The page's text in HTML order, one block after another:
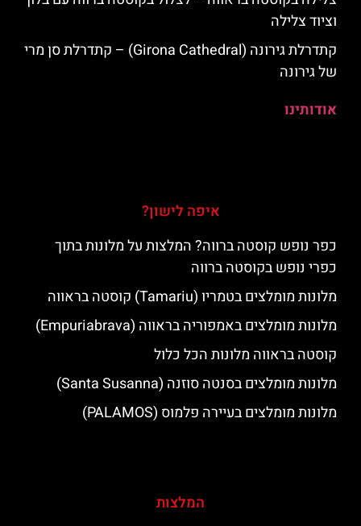
וציוד צלילה
קתדרלת גירונה (Girona Cathedral) – קתדרלת סן מרי
של גירונה
אודותינו
איפה לישון?
כפר נופש קוסטה ברווה? המלצות על מלונות בתוך
כפרי נופש בקוסטה ברווה
מלונות מומלצים בטמריו (Tamariu) קוסטה בראווה
מלונות מומלצים באמפוריה בראווה (Empuriabrava)
קוסטה בראווה מלונות הכל כלול
מלונות מומלצים בסנטה סוזנה (Santa Susanna)
מלונות מומלצים בעיירה פלמוס (PALAMOS)
המלצות